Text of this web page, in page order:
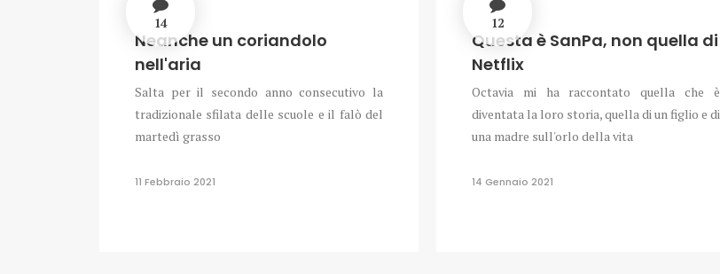
14
Neanche un coriandolo
nell'aria
Salta per il secondo anno consecutivo la
tradizionale sfilata delle scuole e il falò del
martedì grasso
11 Febbraio 2021
12
Questa è SanPa, non quella di
Netflix
Octavia mi ha raccontato quella che è
diventata la loro storia, quella di un figlio e di
una madre sull'orlo della vita
14 Gennaio 2021